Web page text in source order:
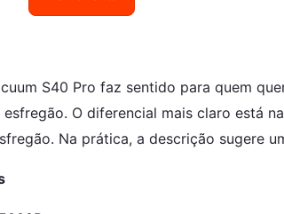
S40 Pro faz sentido para quem
O diferencial mais claro está
Na prática, a descrição sugere